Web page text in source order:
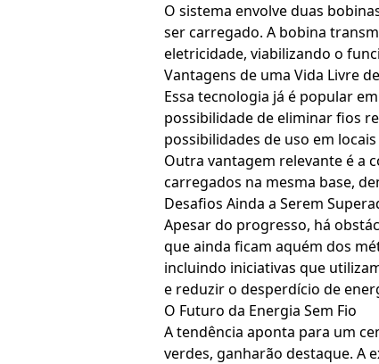
O sistema envolve duas
ser carregado. A bobina
eletricidade, viabilizando o
Vantagens de uma Vida Livre
Essa tecnologia já é popular
possibilidade de eliminar fios
possibilidades de uso em
Outra vantagem relevante é a
carregados na mesma base,
Desafios Ainda a Serem
Apesar do progresso, há
que ainda ficam aquém dos
incluindo iniciativas que
e reduzir o desperdício de
O Futuro da Energia Sem Fio
A tendência aponta para um
verdes, ganharão destaque. A